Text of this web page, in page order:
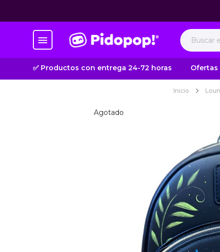
✅ Productos con entrega 24-72 horas Ofertas
Inicio
Agotado